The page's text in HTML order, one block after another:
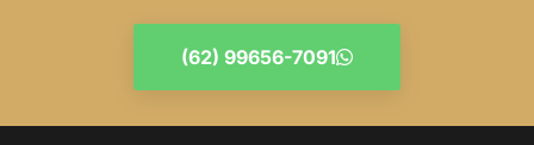
(62) 99656-7091